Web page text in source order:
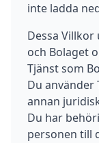
inte ladda
Dessa
och Bolaget
Tjänst som
Du
annan
Du har
personen till